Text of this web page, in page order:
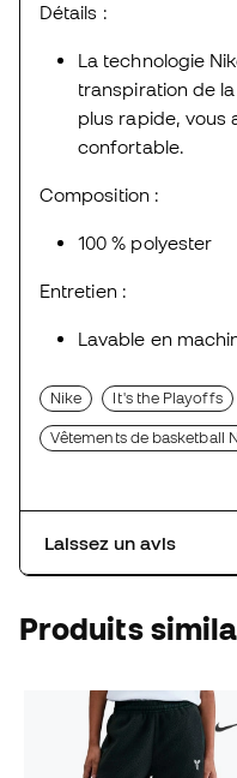
Détails :
La technologie
transpiration de
plus rapide, vous
confortable.
Composition :
100 % polyester
Entretien :
Lavable en
Nike It's the Playoffs
Vêtements de basketball
Laissez un avis
Produits